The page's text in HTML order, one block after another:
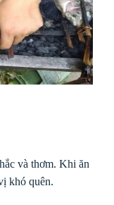
và thơm. Khi ăn
khó quên.